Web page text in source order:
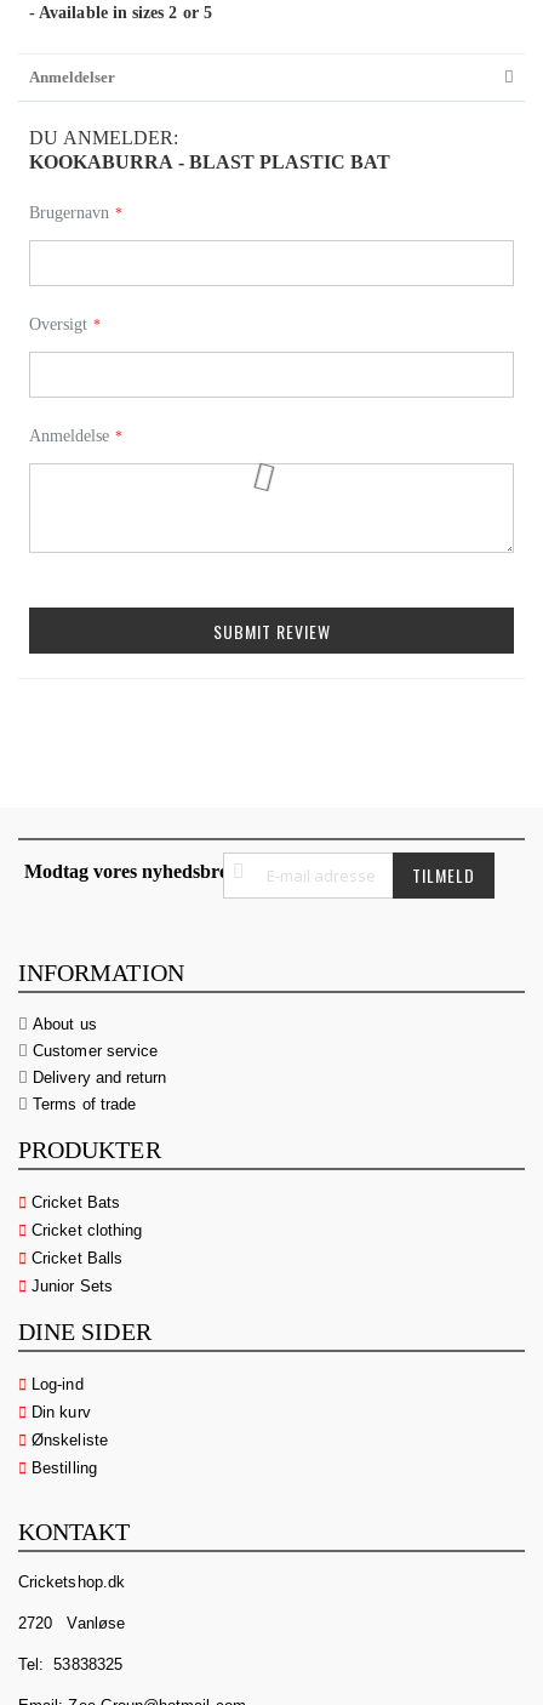
- Available in sizes 2 or 5
Anmeldelser
DU ANMELDER:
KOOKABURRA - BLAST PLASTIC BAT
Brugernavn
Oversigt
Anmeldelse
SUBMIT REVIEW
Modtag vores nyhedsbrevTilmeld
dig
TILMELD
INFORMATION
About us
Customer service
Delivery and return
Terms of trade
PRODUKTER
Cricket Bats
Cricket clothing
Cricket Balls
Junior Sets
DINE SIDER
Log-ind
Din kurv
Ønskeliste
Bestilling
KONTAKT
Cricketshop.dk
2720 Vanløse
Tel: 53838325